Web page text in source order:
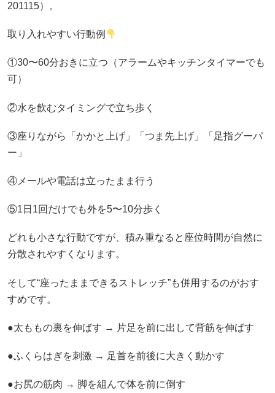
201115）。
取り入れやすい行動例
①30〜60分おきに立つ（アラームやキッチンタイマーでも
可）
②水を飲むタイミングで立ち歩く
③座りながら「かかと上げ」「つま先上げ」「足指グーパ
ー」
④メールや電話は立ったまま行う
⑤1日1回だけでも外を5〜10分歩く
どれも小さな行動ですが、積み重なると座位時間が自然に
分散されやすくなります。
そして“座ったままできるストレッチ”も併用するのがおす
すめです。
●太ももの裏を伸ばす → 片足を前に出して背筋を伸ばす
●ふくらはぎを刺激 → 足首を前後に大きく動かす
●お尻の筋肉 → 脚を組んで体を前に倒す